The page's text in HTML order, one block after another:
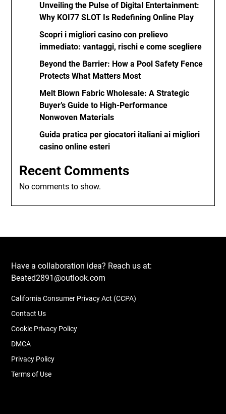
Unveiling the Pulse of Digital Entertainment:
Why KOI77 SLOT Is Redefining Online Play
Scopri i migliori casino con prelievo
immediato: vantaggi, rischi e come scegliere
Beyond the Barrier: How a Pool Safety Fence
Protects What Matters Most
Melt Blown Fabric Wholesale: A Strategic
Buyer’s Guide to High-Performance
Nonwoven Materials
Guida pratica per giocatori italiani ai migliori
casino online esteri
Recent Comments
No comments to show.
Have a collaboration idea? Reach us at:
Beated2891@outlook.com
California Consumer Privacy Act (CCPA)
Contact Us
Cookie Privacy Policy
DMCA
Privacy Policy
Terms of Use